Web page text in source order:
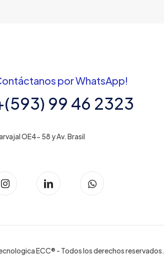
por WhatsApp!
99 46 2323
OE4- 58 y Av. Brasil
ECC® - Todos los derechos reservados.